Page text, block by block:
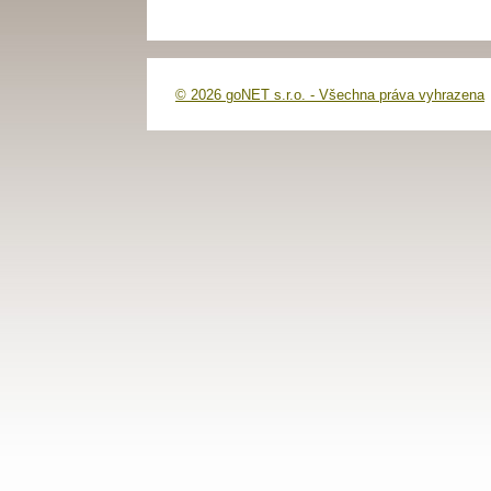
© 2026 goNET s.r.o. - Všechna práva vyhrazena